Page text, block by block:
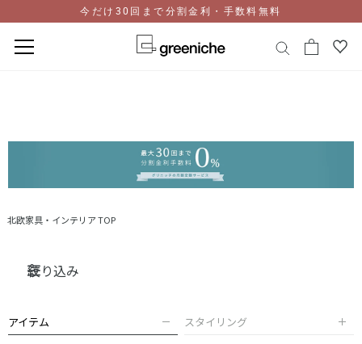
ツ
ッ
今だけ30回まで分割金利・手数料無料
北欧家具・インテリア TOP
絞り込み
アイテム スタイリング